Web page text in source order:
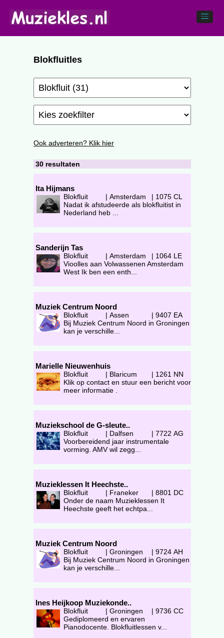
Blokfluitles
Ook adverteren? Klik hier
30 resultaten
Ita Hijmans
Blokfluit | Amsterdam | 1075 CL
Nadat ik afstudeerde als blokfluitist in
Nederland heb ...
Sanderijn Tas
Blokfluit | Amsterdam | 1064 LE
Vioolles aan Volwassenen Amsterdam
West Ik ben een enth...
Muziek Centrum Noord
Blokfluit | Assen | 9407 EA
Bij Muziek Centrum Noord in Groningen
kan je verschille...
Marielle Nieuwenhuis
Blokfluit | Blaricum | 1261 NN
Klik op contact en stuur een bericht voor
meer informatie .
Muziekschool de G-sleute..
Blokfluit | Dalfsen | 7722 AG
Voorbereidend jaar instrumentale
vorming. AMV wil zegg...
Muzieklessen It Heechste..
Blokfluit | Franeker | 8801 DC
Onder de naam Muzieklessen It
Heechste geeft het echtpa...
Muziek Centrum Noord
Blokfluit | Groningen | 9724 AH
Bij Muziek Centrum Noord in Groningen
kan je verschille...
Ines Heijkoop Muziekonde..
Blokfluit | Groningen | 9736 CC
Gediplomeerd en ervaren
Pianodocente. Blokfluitlessen v...